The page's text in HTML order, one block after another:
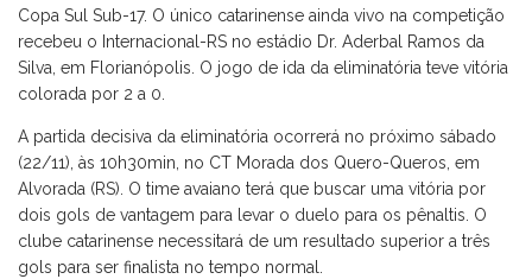
Copa Sul Sub-17. O único catarinense ainda vivo na competição
recebeu o Internacional-RS no estádio Dr. Aderbal Ramos da
Silva, em Florianópolis. O jogo de ida da eliminatória teve vitória
colorada por 2 a 0.
A partida decisiva da eliminatória ocorrerá no próximo sábado
(22/11), às 10h30min, no CT Morada dos Quero-Queros, em
Alvorada (RS). O time avaiano terá que buscar uma vitória por
dois gols de vantagem para levar o duelo para os pênaltis. O
clube catarinense necessitará de um resultado superior a três
gols para ser finalista no tempo normal.